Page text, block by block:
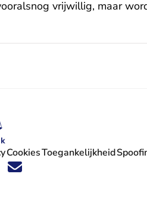
vrijwillig, maar
- U verlaat Rechtspraak.nl
Facebook - U verlaat
op Instagram - U verlaat
ons op Youtube - U verlaat
Volg ons op LinkedIn - U verlaat
'Blijf op de hoogte' nieuwsbrief -
CookiesToegankelijkheid